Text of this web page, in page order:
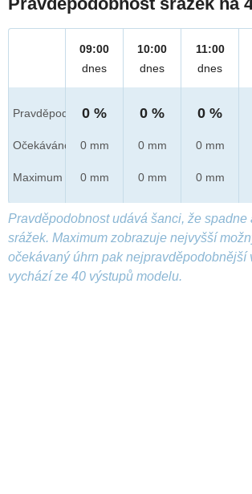
Pravděpod.
Očekáváno
Maximum
09:00
dnes
0 %
0 mm
0 mm
10:00
dnes
0 %
0 mm
0 mm
11:00
dnes
0 %
0 mm
0 mm
Pravděpodobnost udává šanci, že spadne
srážek. Maximum zobrazuje nejvyšší
očekávaný úhrn pak nejpravděpodobnější
vychází ze 40 výstupů modelu.